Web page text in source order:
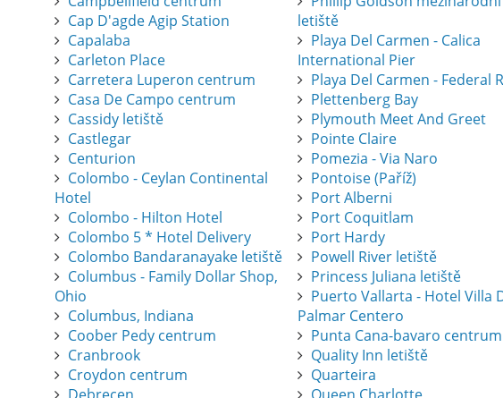
Cap D'agde Agip Station
Capalaba
Carleton Place
Carretera Luperon centrum
Casa De Campo centrum
Cassidy letiště
Castlegar
Centurion
Colombo - Ceylan Continental
Hotel
Colombo - Hilton Hotel
Colombo 5 * Hotel Delivery
Colombo Bandaranayake letiště
Columbus - Family Dollar Shop,
Ohio
Columbus, Indiana
Coober Pedy centrum
Cranbrook
Croydon centrum
letiště
Playa Del Carmen - Calica
International Pier
Playa Del Carmen - Federal
Plettenberg Bay
Plymouth Meet And Greet
Pointe Claire
Pomezia - Via Naro
Pontoise (Paříž)
Port Alberni
Port Coquitlam
Port Hardy
Powell River letiště
Princess Juliana letiště
Puerto Vallarta - Hotel Villa
Palmar Centero
Punta Cana-bavaro centrum
Quality Inn letiště
Quarteira